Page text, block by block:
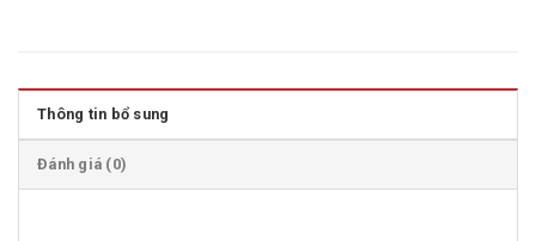
Thông tin bổ sung
Đánh giá (0)